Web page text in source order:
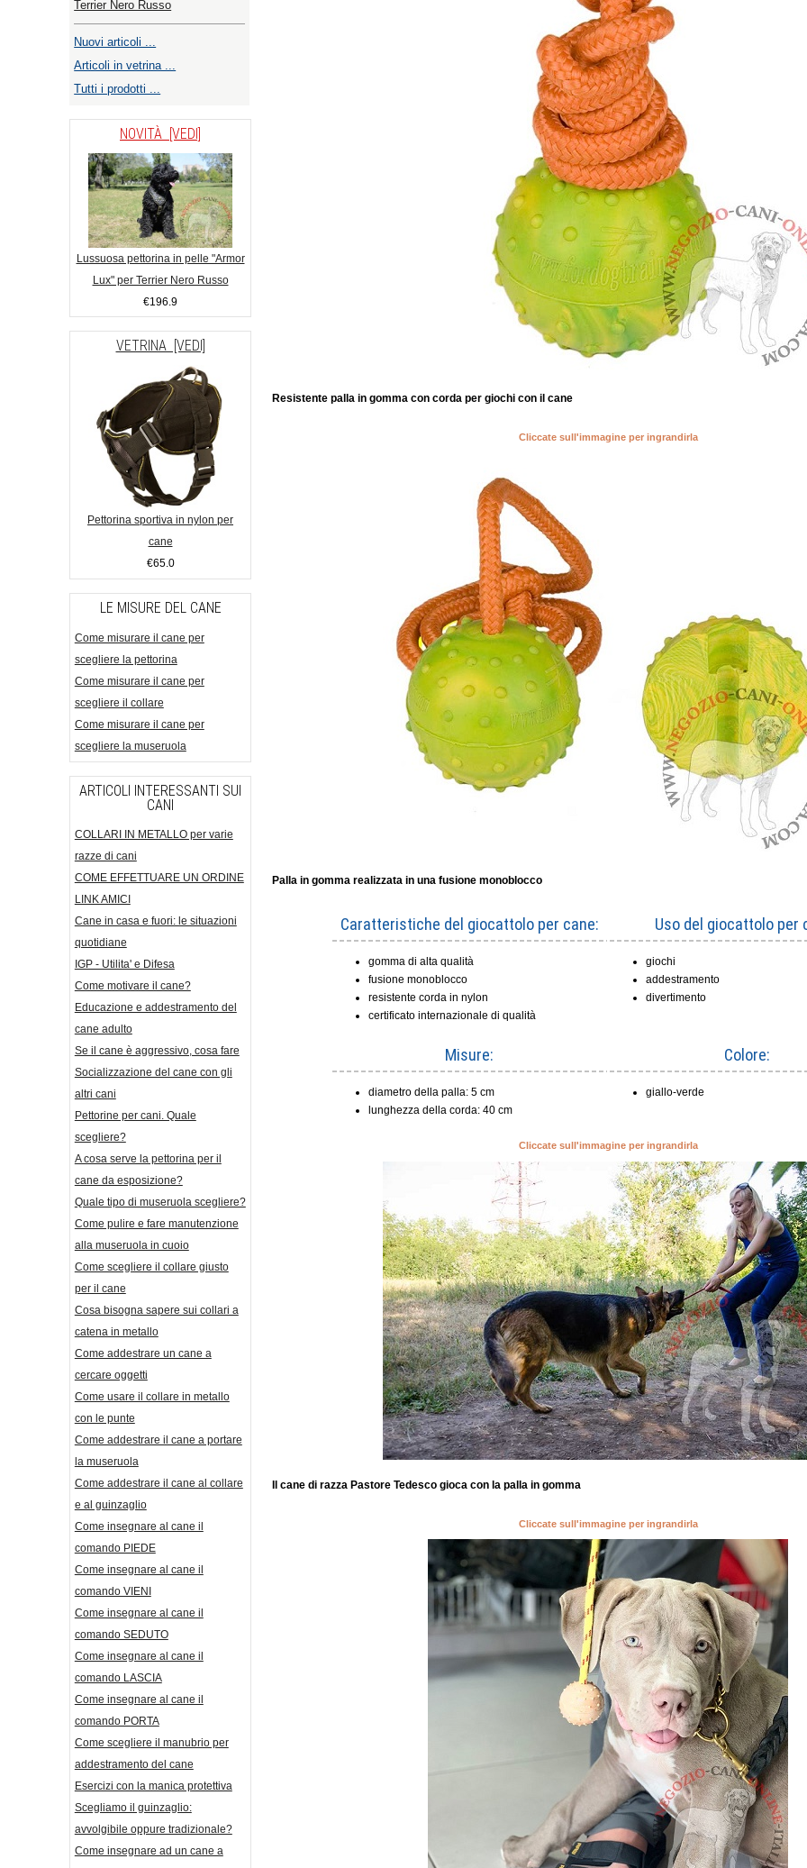
Terrier Nero Russo
Nuovi articoli ...
Articoli in vetrina ...
Tutti i prodotti ...
NOVITÀ [VEDI]
Lussuosa pettorina in pelle "Armor
Lux" per Terrier Nero Russo
€196.9
VETRINA [VEDI]
Pettorina sportiva in nylon per
cane
€65.0
LE MISURE DEL CANE
Come misurare il cane per
scegliere la pettorina
Come misurare il cane per
scegliere il collare
Come misurare il cane per
scegliere la museruola
ARTICOLI INTERESSANTI SUI
CANI
COLLARI IN METALLO per varie
razze di cani
COME EFFETTUARE UN ORDINE
LINK AMICI
Cane in casa e fuori: le situazioni
quotidiane
IGP - Utilita' e Difesa
Come motivare il cane?
Educazione e addestramento del
cane adulto
Se il cane è aggressivo, cosa fare
Socializzazione del cane con gli
altri cani
Pettorine per cani. Quale
scegliere?
A cosa serve la pettorina per il
cane da esposizione?
Quale tipo di museruola scegliere?
Come pulire e fare manutenzione
alla museruola in cuoio
Come scegliere il collare giusto
per il cane
Cosa bisogna sapere sui collari a
catena in metallo
Come addestrare un cane a
cercare oggetti
Come usare il collare in metallo
con le punte
Come addestrare il cane a portare
la museruola
Come addestrare il cane al collare
e al guinzaglio
Come insegnare al cane il
comando PIEDE
Come insegnare al cane il
comando VIENI
Come insegnare al cane il
comando SEDUTO
Come insegnare al cane il
comando LASCIA
Come insegnare al cane il
comando PORTA
Come scegliere il manubrio per
addestramento del cane
Esercizi con la manica protettiva
Scegliamo il guinzaglio:
avvolgibile oppure tradizionale?
Come insegnare ad un cane a
Resistente palla in gomma con corda per giochi con il cane
Cliccate sull'immagine per ingrandirla
Palla in gomma realizzata in una fusione monoblocco
Caratteristiche del giocattolo per cane:
gomma di alta qualità
fusione monoblocco
resistente corda in nylon
certificato internazionale di qualità
Uso del giocattolo per
giochi
addestramento
divertimento
Misure:
diametro della palla: 5 cm
lunghezza della corda: 40 cm
Colore:
giallo-verde
Cliccate sull'immagine per ingrandirla
Il cane di razza Pastore Tedesco gioca con la palla in gomma
Cliccate sull'immagine per ingrandirla